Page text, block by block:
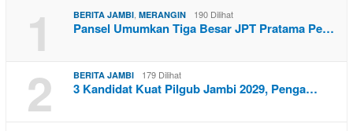
1 BERITA JAMBI, MERANGIN 190 Dilihat
Pansel Umumkan Tiga Besar JPT Pratama Pe…
2 BERITA JAMBI 179 Dilihat
3 Kandidat Kuat Pilgub Jambi 2029, Penga…